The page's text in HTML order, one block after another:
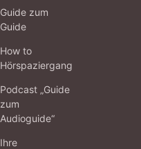
Guide zum
Guide
How to
Hörspaziergang
Podcast „Guide
zum
Audioguide“
Ihre